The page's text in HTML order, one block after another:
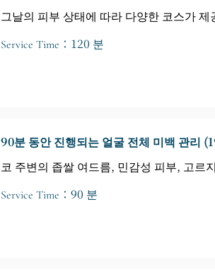
그날의 피부 상태에 따라 다양한 코스가 제
Service Time：120 분
90분 동안 진행되는 얼굴 전체 미백 관리
코 주변의 좁쌀 여드름, 민감성 피부, 고르
Service Time：90 분